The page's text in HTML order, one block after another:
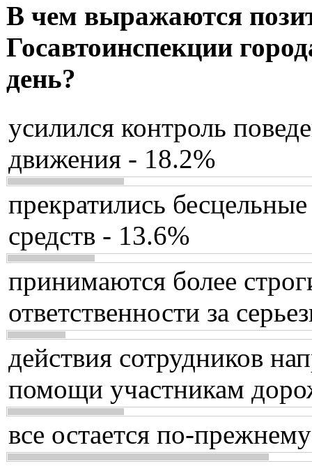
В чем выражаются
Госавтоинспекции
день?
усилился контроль
движения - 18.2%
прекратились
средств - 13.6%
принимаются более
ответственности за
действия сотрудников
помощи участникам
все остается по-